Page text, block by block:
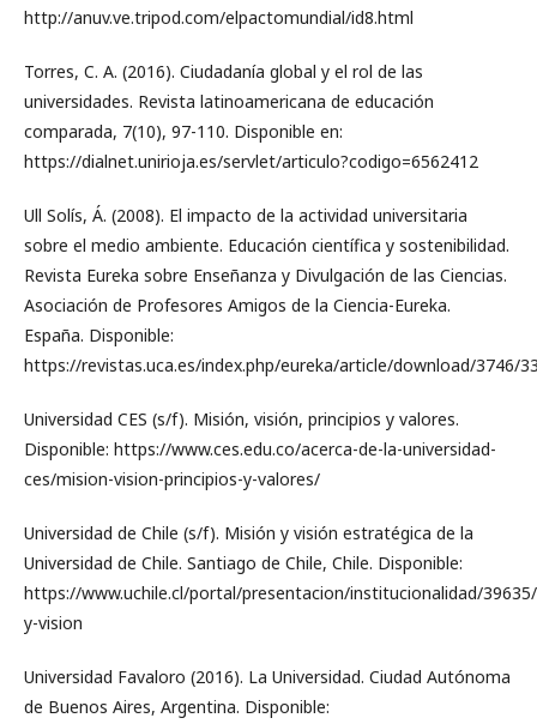
http://anuv.ve.tripod.com/elpactomundial/id8.html
Torres, C. A. (2016). Ciudadanía global y el rol de las
universidades. Revista latinoamericana de educación
comparada, 7(10), 97-110. Disponible en:
https://dialnet.unirioja.es/servlet/articulo?codigo=6562412
Ull Solís, Á. (2008). El impacto de la actividad universitaria
sobre el medio ambiente. Educación científica y sostenibilidad.
Revista Eureka sobre Enseñanza y Divulgación de las Ciencias.
Asociación de Profesores Amigos de la Ciencia-Eureka.
España. Disponible:
https://revistas.uca.es/index.php/eureka/article/download/3746/
Universidad CES (s/f). Misión, visión, principios y valores.
Disponible: https://www.ces.edu.co/acerca-de-la-universidad-
ces/mision-vision-principios-y-valores/
Universidad de Chile (s/f). Misión y visión estratégica de la
Universidad de Chile. Santiago de Chile, Chile. Disponible:
https://www.uchile.cl/portal/presentacion/institucionalidad/
y-vision
Universidad Favaloro (2016). La Universidad. Ciudad Autónoma
de Buenos Aires, Argentina. Disponible: